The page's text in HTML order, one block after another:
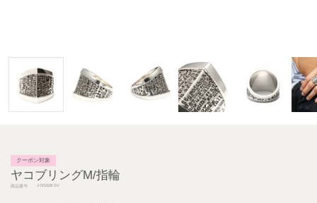
クーポン対象
ヤコブリングM/指輪
商品番号 J-NS028-SV